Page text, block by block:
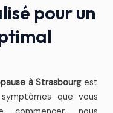
pour un
à Strasbourgest
que vous